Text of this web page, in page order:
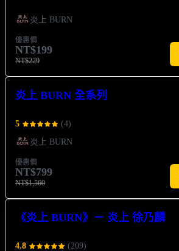
炎上 BURN
優惠價
NT$199
NT$229
炎上 BURN 全系列
5 (4)
炎上 BURN
優惠價
NT$799
NT$1,560
《炎上 BURN》－ 炎上 徐乃麟
4.8 (209)